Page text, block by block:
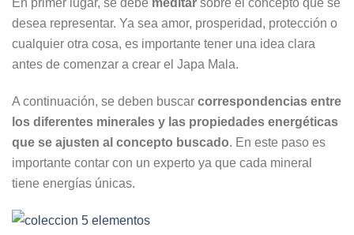
desea representar. Ya sea amor, prosperidad, protección o
cualquier otra cosa, es importante tener una idea clara
antes de comenzar a crear el Japa Mala.
A continuación, se deben buscar correspondencias entre
los diferentes minerales y las propiedades energéticas
que se ajusten al concepto buscado. En este paso es
importante contar con un experto ya que cada mineral
tiene energías únicas.